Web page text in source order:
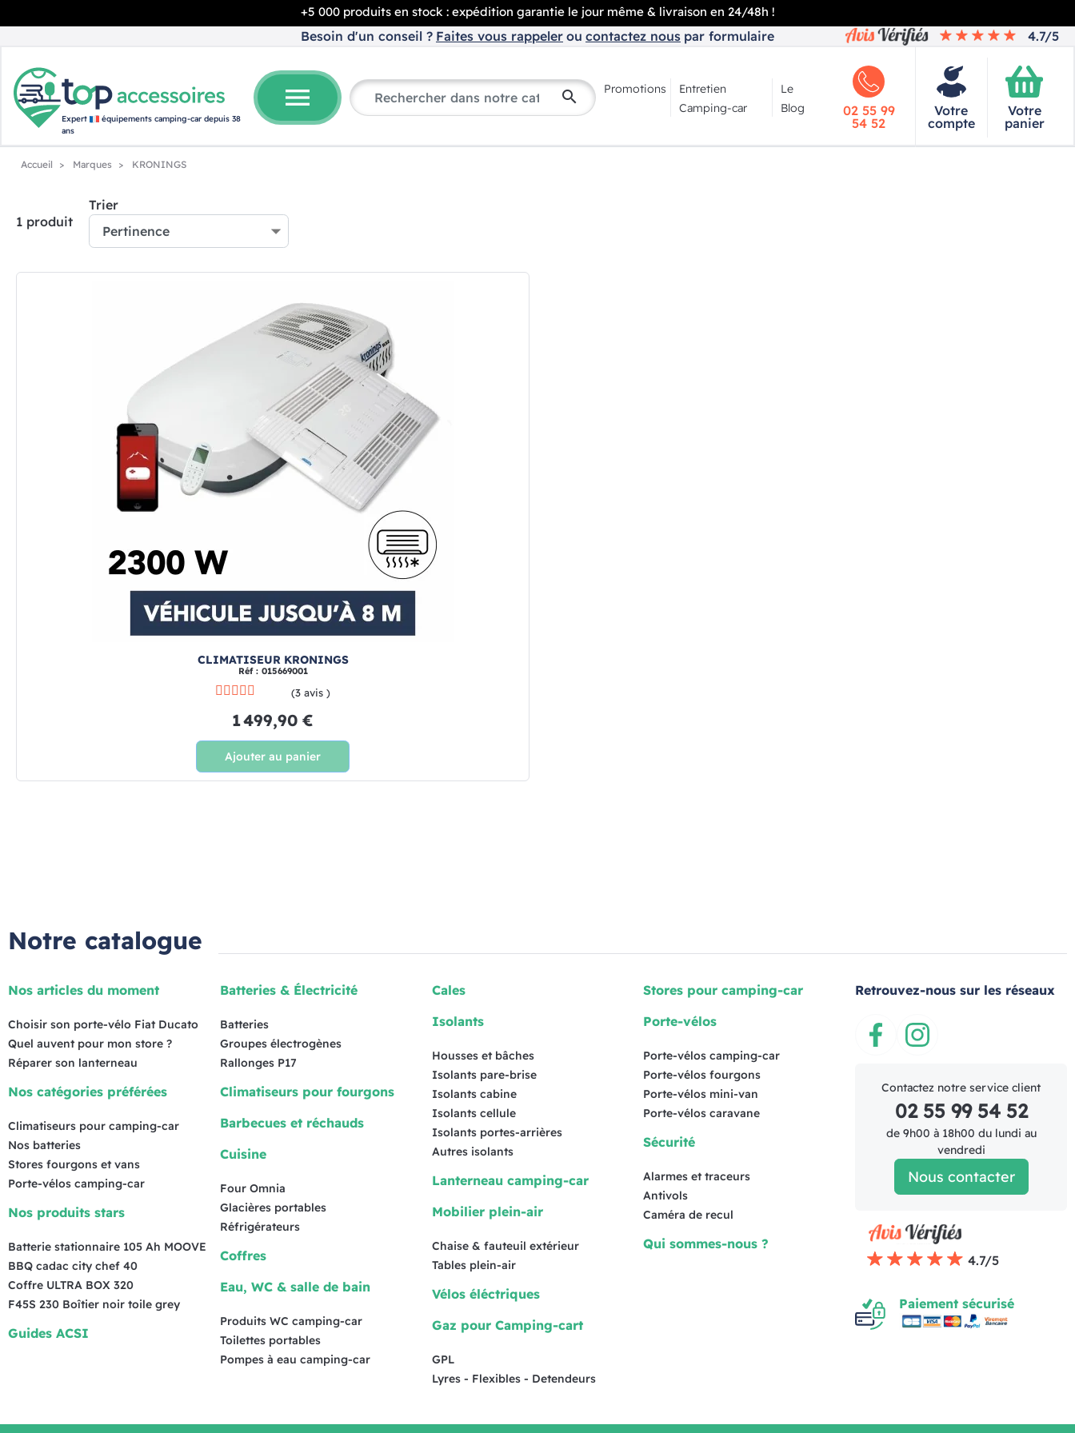
+5 000 produits en stock : expédition garantie le jour même & livraison en 24/48h !
Besoin d'un conseil ? Faites vous rappeler ou contactez nous par formulaire 4.7/5
Expert
équipements camping-car depuis 38
ans
menu search Promotions
Entretien
Camping-car
Le
Blog
02 55 99
54 52
Votre
compte
Votre
panier
Accueil Marques KRONINGS
1 produit
Trier
CLIMATISEUR KRONINGS
Réf : 015669001
(3 avis )
1 499,90 €
Ajouter au panier
Notre catalogue
Nos articles du moment
Choisir son porte-vélo Fiat Ducato
Quel auvent pour mon store ?
Réparer son lanterneau
Nos catégories préférées
Climatiseurs pour camping-car
Nos batteries
Stores fourgons et vans
Porte-vélos camping-car
Nos produits stars
Batterie stationnaire 105 Ah MOOVE
BBQ cadac city chef 40
Coffre ULTRA BOX 320
F45S 230 Boîtier noir toile grey
Guides ACSI
Batteries & Électricité
Batteries
Groupes électrogènes
Rallonges P17
Climatiseurs pour fourgons
Barbecues et réchauds
Cuisine
Four Omnia
Glacières portables
Réfrigérateurs
Coffres
Eau, WC & salle de bain
Produits WC camping-car
Toilettes portables
Pompes à eau camping-car
Cales
Isolants
Housses et bâches
Isolants pare-brise
Isolants cabine
Isolants cellule
Isolants portes-arrières
Autres isolants
Lanterneau camping-car
Mobilier plein-air
Chaise & fauteuil extérieur
Tables plein-air
Vélos éléctriques
Gaz pour Camping-cart
GPL
Lyres - Flexibles - Detendeurs
Stores pour camping-car
Porte-vélos
Porte-vélos camping-car
Porte-vélos fourgons
Porte-vélos mini-van
Porte-vélos caravane
Sécurité
Alarmes et traceurs
Antivols
Caméra de recul
Qui sommes-nous ?
Retrouvez-nous sur les réseaux
Contactez notre service client
02 55 99 54 52
de 9h00 à 18h00 du lundi au
vendredi
Nous contacter
4.7/5
Paiement sécurisé